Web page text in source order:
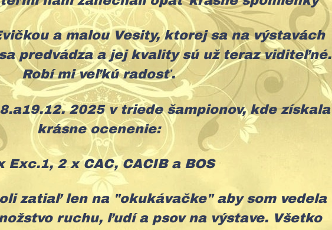
a malou Vesity, ktorej sa na výstavách
predvádza a jej kvality sú už teraz viditeľné.
Robí mi veľkú radosť.
2025 v triede šampionov, kde získala
krásne ocenenie:
Exc.1, 2 x CAC, CACIB a BOS
zatiaľ len na "okukávačke" aby som vedela
ruchu, ľudí a psov na výstave. Všetko